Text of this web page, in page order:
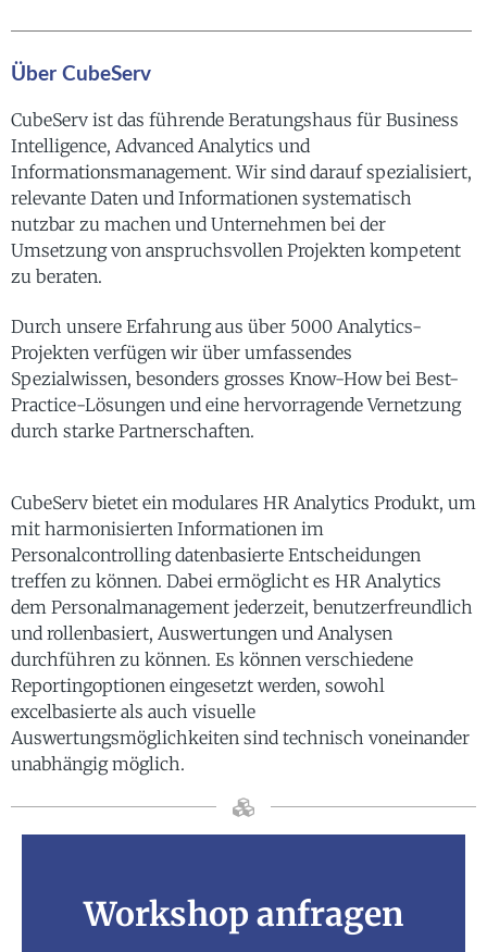
Über CubeServ
CubeServ ist das führende Beratungshaus für Business
Intelligence, Advanced Analytics und
Informationsmanagement. Wir sind darauf spezialisiert,
relevante Daten und Informationen systematisch
nutzbar zu machen und Unternehmen bei der
Umsetzung von anspruchsvollen Projekten kompetent
zu beraten.
Durch unsere Erfahrung aus über 5000 Analytics-
Projekten verfügen wir über umfassendes
Spezialwissen, besonders grosses Know-How bei Best-
Practice-Lösungen und eine hervorragende Vernetzung
durch starke Partnerschaften.
CubeServ bietet ein modulares HR Analytics Produkt, um
mit harmonisierten Informationen im
Personalcontrolling datenbasierte Entscheidungen
treffen zu können. Dabei ermöglicht es HR Analytics
dem Personalmanagement jederzeit, benutzerfreundlich
und rollenbasiert, Auswertungen und Analysen
durchführen zu können. Es können verschiedene
Reportingoptionen eingesetzt werden, sowohl
excelbasierte als auch visuelle
Auswertungsmöglichkeiten sind technisch voneinander
unabhängig möglich.
Workshop anfragen